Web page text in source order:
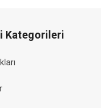
Kategorileri